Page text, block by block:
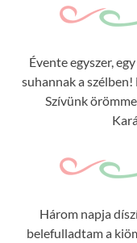
Évente egyszer,
suhannak a
Szívünk
Három napja
belefulladtam a